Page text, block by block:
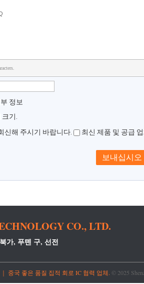
정보
기.
신해 주시기 바랍니다.
최신 제품 및 공급
CO., LTD.
가, 푸톈 구, 선전
｜ 중국 좋은 품질 집적 회로 IC 협력 업체. © 2025